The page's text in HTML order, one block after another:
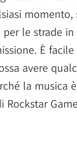
momento,
per le strade
È
avere
la musica